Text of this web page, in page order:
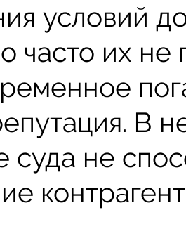
условий
часто их не
В
суда не